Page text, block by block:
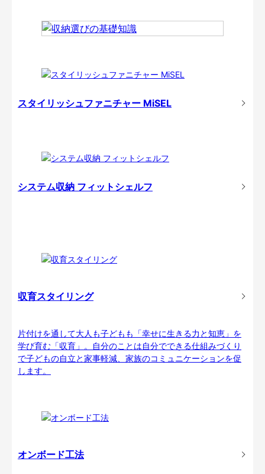
スタイリッシュファニチャー MiSEL
システム収納 フィットシェルフ
収育スタイリング
片付けを通して大人も子どもも「幸せに生きる力と知恵」を
学び育む「収育」。自分のことは自分でできる仕組みづくり
で子どもの自立と家事軽減、家族のコミュニケーションを促
します。
オンボード工法